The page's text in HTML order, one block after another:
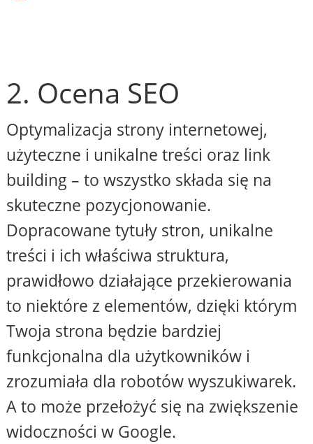
2. Ocena SEO
Optymalizacja strony internetowej,
użyteczne i unikalne treści oraz link
building – to wszystko składa się na
skuteczne pozycjonowanie.
Dopracowane tytuły stron, unikalne
treści i ich właściwa struktura,
prawidłowo działające przekierowania
to niektóre z elementów, dzięki którym
Twoja strona będzie bardziej
funkcjonalna dla użytkowników i
zrozumiała dla robotów wyszukiwarek.
A to może przełożyć się na zwiększenie
widoczności w Google.